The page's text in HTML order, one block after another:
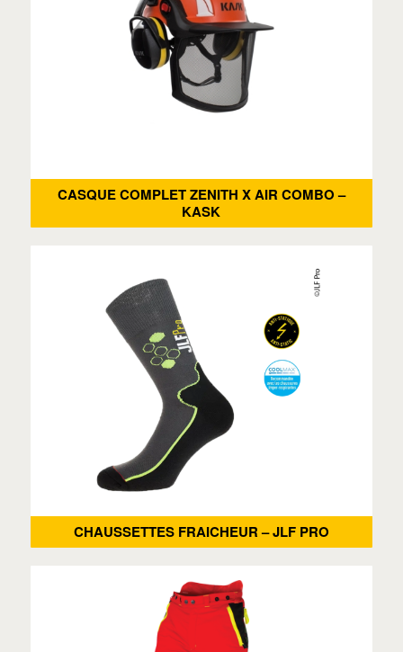
CASQUE COMPLET ZENITH X AIR COMBO –
KASK
CHAUSSETTES FRAICHEUR – JLF PRO